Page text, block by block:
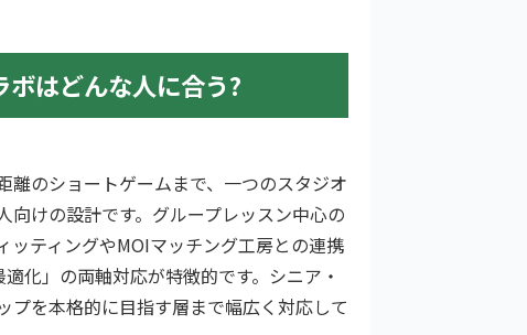
はどんな人に合う?
離のショートゲームまで、一つのスタジオ
向けの設計です。グループレッスン中心の
ッティングやMOIマッチング工房との連携
化」の両軸対応が特徴的です。シニア・
プを本格的に目指す層まで幅広く対応して